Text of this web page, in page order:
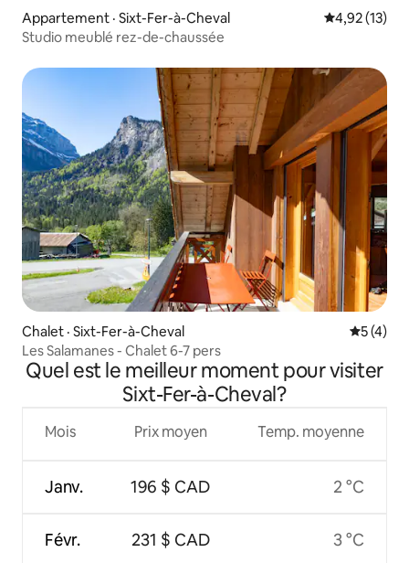
Appartement · Sixt-Fer-à-Cheval Note
4,92 (13)
Studio meublé rez-de-chaussée
Chalet · Sixt-Fer-à-Cheval Note
5 (4)
Les Salamanes - Chalet 6-7 pers
Quel est le meilleur moment pour visiter
Sixt-Fer-à-Cheval?
Mois
Janv.
Févr.
Prix moyen
196 $ CAD
231 $ CAD
Temp. moyenne
2 °C
3 °C